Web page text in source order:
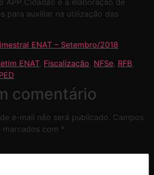
APP Cidadão e a elaboração de
para auxiliar na utilização das
ENAT – Setembro/2018
ENAT, Fiscalização NFSe RFB
comentário
e-mail não será publicado. Campos
com *